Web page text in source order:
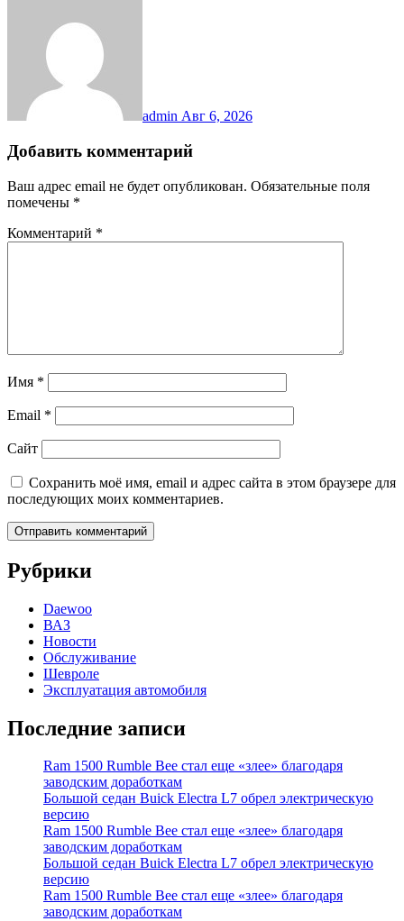
admin Авг 6, 2026
Добавить комментарий
Ваш адрес email не будет опубликован. Обязательные поля
помечены *
Комментарий *
Имя *
Email *
Сайт
Сохранить моё имя, email и адрес сайта в этом браузере для
последующих моих комментариев.
Рубрики
Daewoo
ВАЗ
Новости
Обслуживание
Шевроле
Эксплуатация автомобиля
Последние записи
Ram 1500 Rumble Bee стал еще «злее» благодаря
заводским доработкам
Большой седан Buick Electra L7 обрел электрическую
версию
Ram 1500 Rumble Bee стал еще «злее» благодаря
заводским доработкам
Большой седан Buick Electra L7 обрел электрическую
версию
Ram 1500 Rumble Bee стал еще «злее» благодаря
заводским доработкам